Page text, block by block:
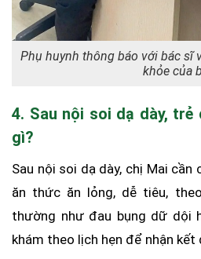
Phụ huynh thông báo với bác sĩ
khỏe của
4. Sau nội soi dạ dày, trẻ
gì?
Sau nội soi dạ dày, chị Mai cần
ăn thức ăn lỏng, dễ tiêu,
thường như đau bụng dữ dội
khám theo lịch hẹn để nhận